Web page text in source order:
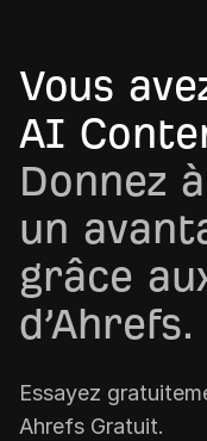
Vous
AI
Donnez
un
grâce
d’Ahrefs.
Essayez
Ahrefs Gratuit.